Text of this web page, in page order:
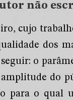
não
cujo
dos
o
do
para o qual